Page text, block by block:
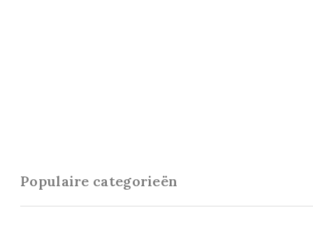
Populaire categorieën